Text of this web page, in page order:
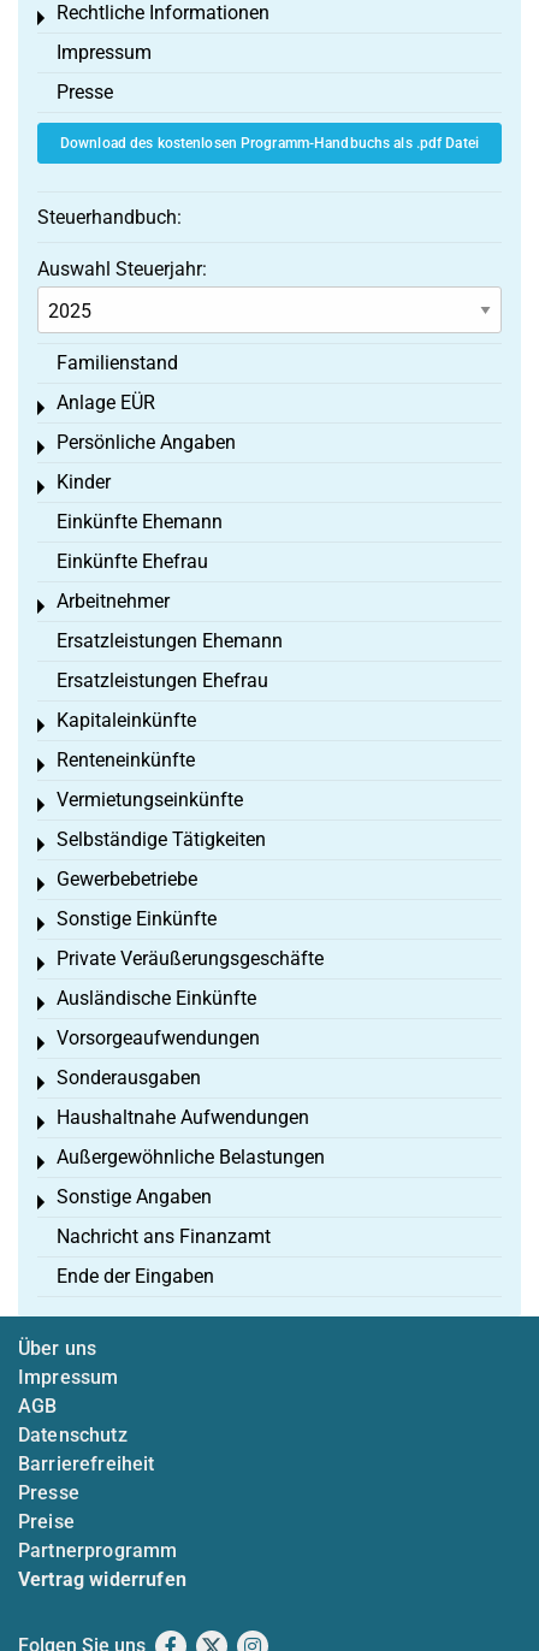
Rechtliche Informationen
Toggle menu
Impressum
Presse
Download des kostenlosen Programm-Handbuchs als .pdf Datei
Steuerhandbuch:
Auswahl Steuerjahr:
Familienstand
Anlage EÜR
Toggle menu
Persönliche Angaben
Toggle menu
Kinder
Toggle menu
Einkünfte Ehemann
Einkünfte Ehefrau
Arbeitnehmer
Toggle menu
Ersatzleistungen Ehemann
Ersatzleistungen Ehefrau
Kapitaleinkünfte
Toggle menu
Renteneinkünfte
Toggle menu
Vermietungseinkünfte
Toggle menu
Selbständige Tätigkeiten
Toggle menu
Gewerbebetriebe
Toggle menu
Sonstige Einkünfte
Toggle menu
Private Veräußerungsgeschäfte
Toggle menu
Ausländische Einkünfte
Toggle menu
Vorsorgeaufwendungen
Toggle menu
Sonderausgaben
Toggle menu
Haushaltnahe Aufwendungen
Toggle menu
Außergewöhnliche Belastungen
Toggle menu
Sonstige Angaben
Toggle menu
Nachricht ans Finanzamt
Ende der Eingaben
Über uns
Impressum
AGB
Datenschutz
Barrierefreiheit
Presse
Preise
Partnerprogramm
Vertrag widerrufen
Folgen Sie uns Facebook
X Instagram